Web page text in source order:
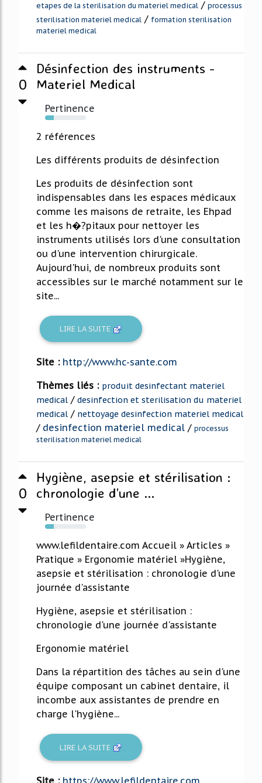
etapes de la sterilisation du materiel medical / processus
sterilisation materiel medical / formation sterilisation
materiel medical
0
Désinfection des instruments -
Materiel Medical
Pertinence
22%
2 références
Les différents produits de désinfection
Les produits de désinfection sont
indispensables dans les espaces médicaux
comme les maisons de retraite, les Ehpad
et les h�?pitaux pour nettoyer les
instruments utilisés lors d'une consultation
ou d'une intervention chirurgicale.
Aujourd'hui, de nombreux produits sont
accessibles sur le marché notamment sur le
site...
LIRE LA SUITE
Site : http://www.hc-sante.com
Thèmes liés : produit desinfectant materiel
medical / desinfection et sterilisation du materiel
medical / nettoyage desinfection materiel medical
/ desinfection materiel medical / processus
sterilisation materiel medical
0
Hygiène, asepsie et stérilisation :
chronologie d’une ...
Pertinence
21%
www.lefildentaire.com Accueil » Articles »
Pratique » Ergonomie matériel »Hygiène,
asepsie et stérilisation : chronologie d'une
journée d'assistante
Hygiène, asepsie et stérilisation :
chronologie d'une journée d'assistante
Ergonomie matériel
Dans la répartition des tâches au sein d'une
équipe composant un cabinet dentaire, il
incombe aux assistantes de prendre en
charge l'hygiène...
LIRE LA SUITE